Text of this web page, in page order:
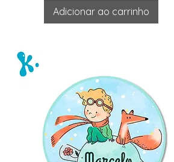
Adicionar ao carrinho